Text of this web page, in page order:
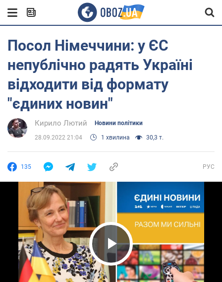
Посол Німеччини: у ЄС
непублічно радять Україні
відходити від формату
"єдиних новин"
Кирило Лютий Новини політики
28.09.2022 21:04 1 хвилина 30,3 т.
135 РУС
Play Video